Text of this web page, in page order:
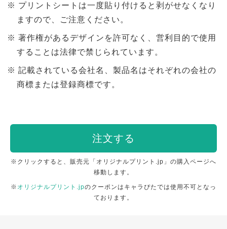
プリントシートは一度貼り付けると剥がせなくなり
ますので、ご注意ください。
著作権があるデザインを許可なく、営利目的で使用
することは法律で禁じられています。
記載されている会社名、製品名はそれぞれの会社の
商標または登録商標です。
注文する
※クリックすると、販売元「オリジナルプリント.jp」の購入ページへ
移動します。
※ オリジナルプリント.jpのクーポンはキャラぴたでは使用不可となっ
ております。